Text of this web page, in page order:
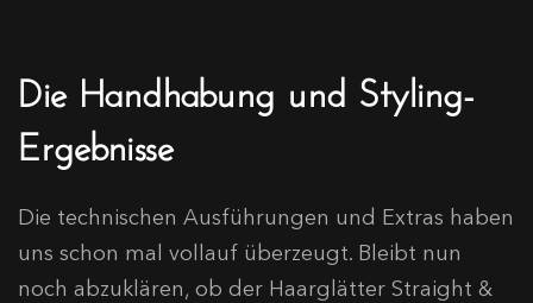
Die Handhabung und Styling-
Ergebnisse
Die technischen Ausführungen und Extras haben
uns schon mal vollauf überzeugt. Bleibt nun
noch abzuklären, ob der Haarglätter Straight &